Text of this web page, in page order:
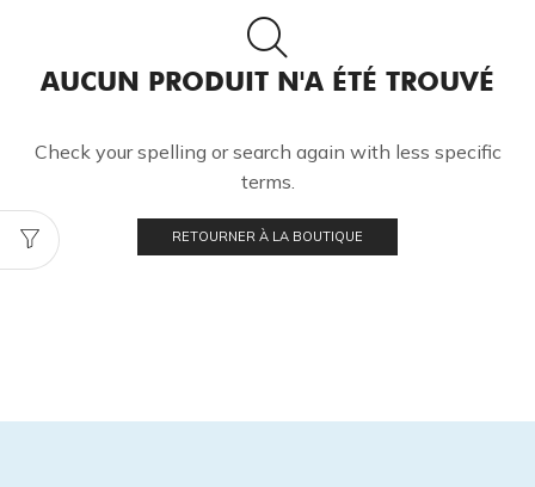
AUCUN PRODUIT N'A ÉTÉ TROUVÉ
Check your spelling or search again with less specific
terms.
RETOURNER À LA BOUTIQUE